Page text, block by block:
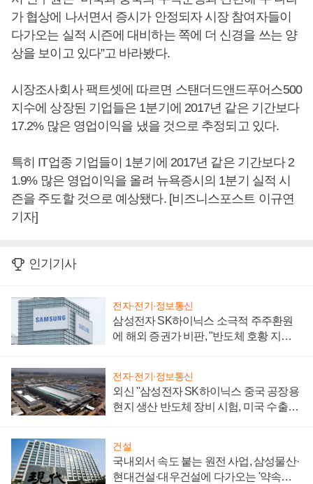
가 협상에 나서면서 증시가 안정되자 시장 참여자들이
다가오는 실적 시즌에 대비하는 쪽에 더 신경을 쓰는 양
상을 보이고 있다”고 바라봤다.
시장조사회사 팩트셋에 따르면 스탠더드앤드푸어스500
지수에 상장된 기업들은 1분기에 2017년 같은 기간보다
17.2% 많은 영업이익을 냈을 것으로 추정되고 있다.
특히 IT업종 기업들이 1분기에 2017년 같은 기간보다 2
1.9% 많은 영업이익을 올려 뉴욕증시의 1분기 실적 시
즌을 주도할 것으로 예상됐다. [비즈니스포스트 이규연
기자]
인기기사
전자·전기·정보통신
삼성전자 SK하이닉스 소극적 주주환원
에 해외 증권가 비판, "반도체 호황 지속
전자·전기·정보통신
외신 "삼성전자 SK하이닉스 중국 공장용
현지 생산 반도체 장비 시험, 미국 수출통
건설
국내외서 속도 붙는 원전 사업, 삼성물산·
현대건설·대우건설에 다가오는 '약속의